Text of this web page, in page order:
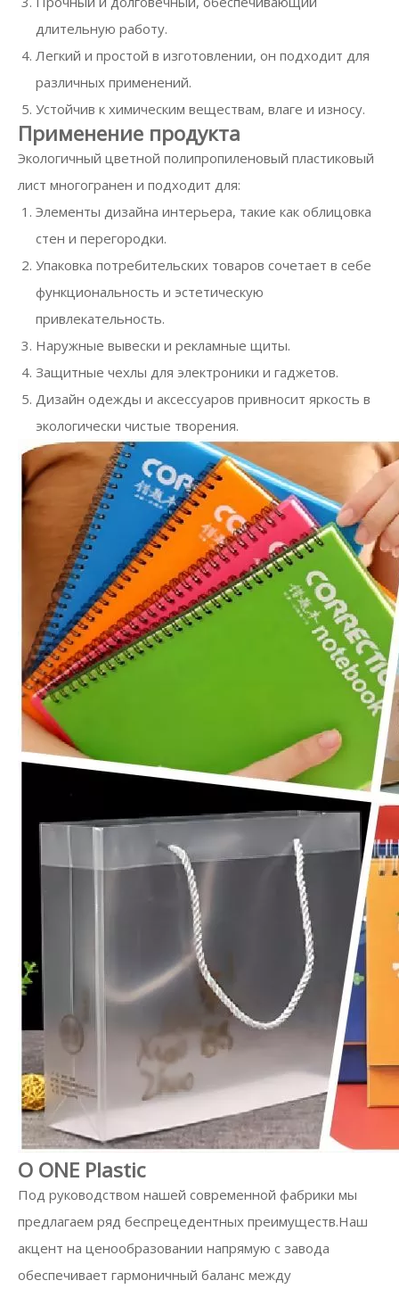
длительную работу.
Легкий и простой в изготовлении, он подходит для
различных применений.
Устойчив к химическим веществам, влаге и износу.
Применение продукта
Экологичный цветной полипропиленовый пластиковый
лист многогранен и подходит для:
Элементы дизайна интерьера, такие как облицовка
стен и перегородки.
Упаковка потребительских товаров сочетает в себе
функциональность и эстетическую
привлекательность.
Наружные вывески и рекламные щиты.
Защитные чехлы для электроники и гаджетов.
Дизайн одежды и аксессуаров привносит яркость в
экологически чистые творения.
О ONE Plastic
Под руководством нашей современной фабрики мы
предлагаем ряд беспрецедентных преимуществ.Наш
акцент на ценообразовании напрямую с завода
обеспечивает гармоничный баланс между